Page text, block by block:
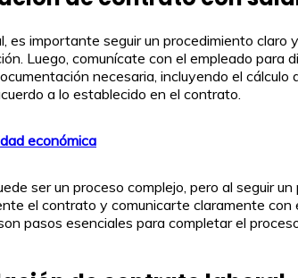
es importante seguir un procedimiento
Luego, comunícate con el empleado
necesaria, incluyendo el
a lo establecido en el contrato.
económica
ser un proceso complejo, pero al seguir
el contrato y comunicarte claramente
pasos esenciales para completar el